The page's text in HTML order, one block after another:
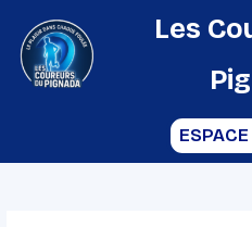
contenu
Les